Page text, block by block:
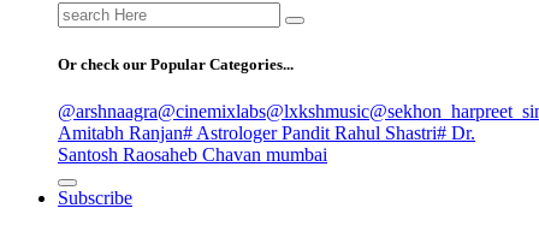
Search
for:
Or check our Popular Categories...
@arshnaagra@cinemixlabs@lxkshmusic
Amitabh Ranjan# Astrologer Pandit Rahul Shastri# Dr.
Santosh Raosaheb Chavan mumbai
Subscribe